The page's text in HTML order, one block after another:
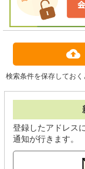
検索条件を保存しておく
登録したアドレス
通知が行きます。